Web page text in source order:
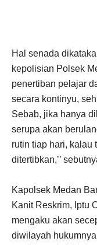
Hal senada
kepolisian Polsek
penertiban pelajar
secara kontinyu,
Sebab, jika hanya
serupa akan
rutin tiap hari, kalau
ditertibkan,’’
Kapolsek Medan
Kanit Reskrim, Iptu
mengaku akan
diwilayah